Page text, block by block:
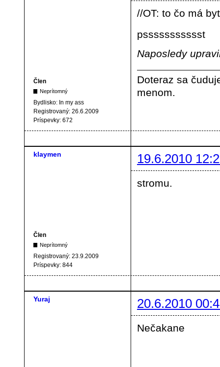
Člen
Neprítomný
Bydlisko: In my ass
Registrovaný: 26.6.2009
Príspevky: 672
//OT: to čo má
pssssssssssst
Naposledy
Doteraz sa
menom.
klaymen 19.6.2010
Člen
Neprítomný
Registrovaný: 23.9.2009
Príspevky: 844
stromu.
Yuraj 20.6.2010
Nečakane